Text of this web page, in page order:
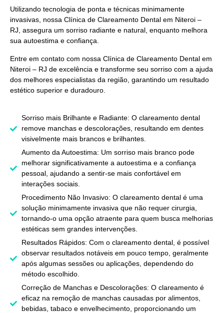
Utilizando tecnologia de ponta e técnicas minimamente
invasivas, nossa Clínica de Clareamento Dental em Niteroi –
RJ, assegura um sorriso radiante e natural, enquanto melhora
sua autoestima e confiança.
Entre em contato com nossa Clínica de Clareamento Dental em
Niteroi – RJ de excelência e transforme seu sorriso com a ajuda
dos melhores especialistas da região, garantindo um resultado
estético superior e duradouro.
Sorriso mais Brilhante e Radiante: O clareamento dental
remove manchas e descolorações, resultando em dentes
visivelmente mais brancos e brilhantes.
Aumento da Autoestima: Um sorriso mais branco pode
melhorar significativamente a autoestima e a confiança
pessoal, ajudando a sentir-se mais confortável em
interações sociais.
Procedimento Não Invasivo: O clareamento dental é uma
solução minimamente invasiva que não requer cirurgia,
tornando-o uma opção atraente para quem busca melhorias
estéticas sem grandes intervenções.
Resultados Rápidos: Com o clareamento dental, é possível
observar resultados notáveis em pouco tempo, geralmente
após algumas sessões ou aplicações, dependendo do
método escolhido.
Correção de Manchas e Descolorações: O clareamento é
eficaz na remoção de manchas causadas por alimentos,
bebidas, tabaco e envelhecimento, proporcionando um